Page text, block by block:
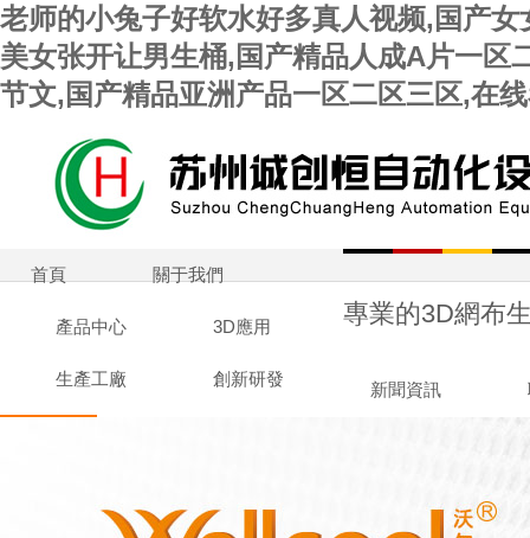
老师的小兔子好软水好多真人视频,国产
美女张开让男生桶,国产精品人成A片一区
节文,国产精品亚洲产品一区二区三区,在
專業的3D網布
首頁 關于我們
產品中心 3D應用
生產工廠 創新研發
新聞資訊